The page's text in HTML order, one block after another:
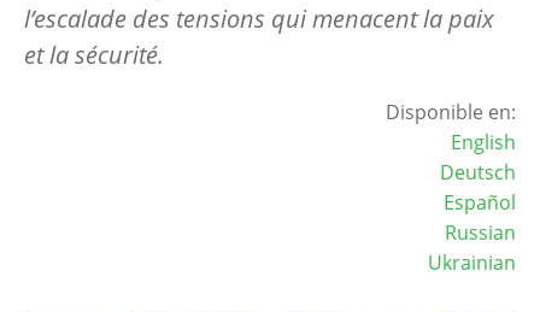
l’escalade des tensions qui menacent la paix
et la sécurité.
Disponible en:
English
Deutsch
Español
Russian
Ukrainian